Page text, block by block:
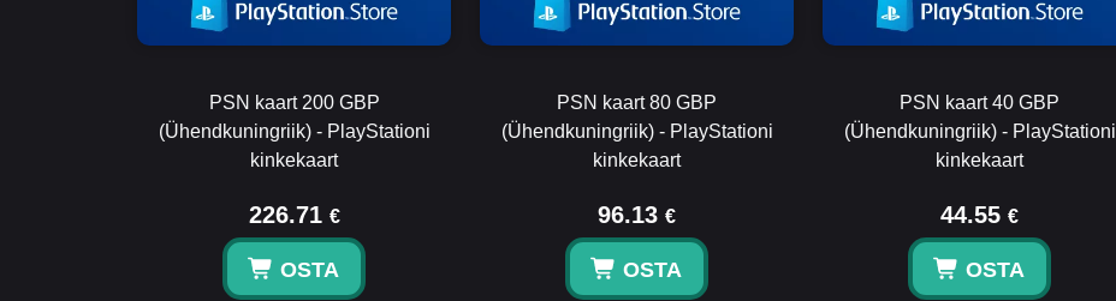
PSN kaart 200 GBP
(Ühendkuningriik) - PlayStationi
kinkekaart
226.71 €
OSTA
PSN kaart 80 GBP
(Ühendkuningriik) - PlayStationi
kinkekaart
96.13 €
OSTA
PSN kaart 40 GBP
(Ühendkuningriik) - PlayStationi
kinkekaart
44.55 €
OSTA